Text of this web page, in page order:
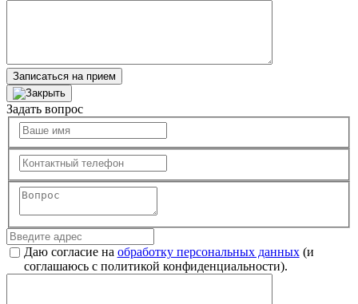
Записаться на прием
Задать вопрос
Даю согласие на обработку персональных данных(и
соглашаюсь с политикой конфиденциальности).